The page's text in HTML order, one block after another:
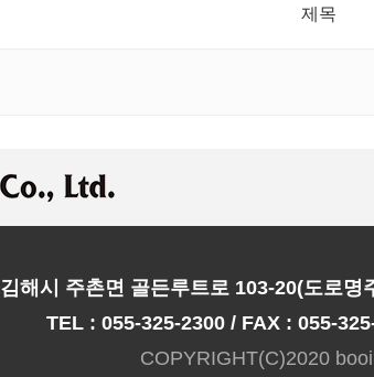
제목
김해시 주촌면 골든루트로 103-20(도로
TEL : 055-325-2300 / FAX : 055-
COPYRIGHT(C)2020